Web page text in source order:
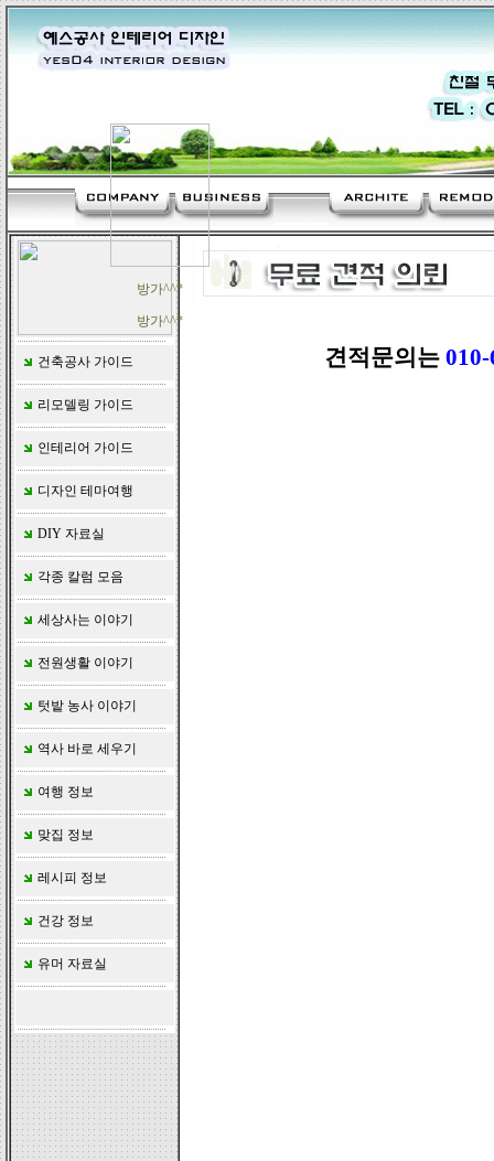
방가^^*
방가^^*
건축공사 가이드
리모델링 가이드
인테리어 가이드
디자인 테마여행
DIY 자료실
각종 칼럼 모음
세상사는 이야기
전원생활 이야기
텃밭 농사 이야기
역사 바로 세우기
여행 정보
맞집 정보
레시피 정보
건강 정보
유머 자료실
견적문의는